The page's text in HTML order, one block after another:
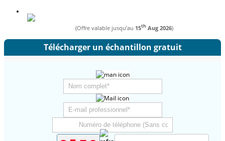
(Offre valable jusqu’au 15thAug 2026)
Télécharger un échantillon gratuit